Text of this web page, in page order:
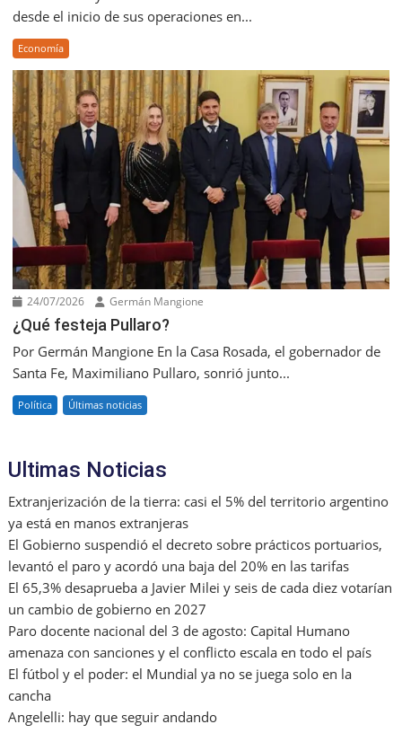
desde el inicio de sus operaciones en...
Economía
24/07/2026 Germán Mangione
¿Qué festeja Pullaro?
Por Germán Mangione En la Casa Rosada, el gobernador de
Santa Fe, Maximiliano Pullaro, sonrió junto...
Política Últimas noticias
Ultimas Noticias
Extranjerización de la tierra: casi el 5% del territorio argentino
ya está en manos extranjeras
El Gobierno suspendió el decreto sobre prácticos portuarios,
levantó el paro y acordó una baja del 20% en las tarifas
El 65,3% desaprueba a Javier Milei y seis de cada diez votarían
un cambio de gobierno en 2027
Paro docente nacional del 3 de agosto: Capital Humano
amenaza con sanciones y el conflicto escala en todo el país
El fútbol y el poder: el Mundial ya no se juega solo en la
cancha
Angelelli: hay que seguir andando